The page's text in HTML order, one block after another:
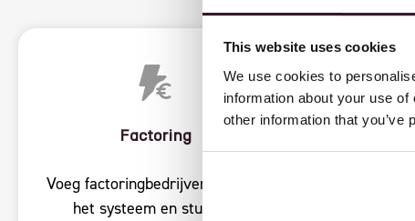
This website uses cookies
We use cookies to
information about your use
other information that you’ve
Factoring
Voeg factoringbedrijven toe aan
het systeem en stuur ze